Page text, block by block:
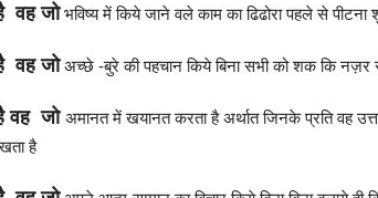
वहजोभविष्य में किये जाने वले काम का ढिढोरा पहले से
वहजोअच्छे -बुरे की पहचान किये बिना सभी को शक कि नज़र
वह जो अमानत में खयानत करता है अर्थात जिनके प्रति वह
है